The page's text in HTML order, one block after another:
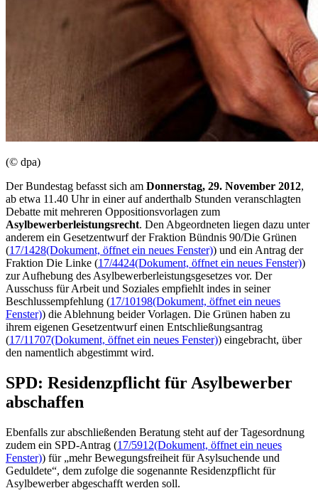
(© dpa)
Der Bundestag befasst sich am Donnerstag, 29. November 2012,
ab etwa 11.40 Uhr in einer auf anderthalb Stunden veranschlagten
Debatte mit mehreren Oppositionsvorlagen zum
Asylbewerberleistungsrecht. Den Abgeordneten liegen dazu unter
anderem ein Gesetzentwurf der Fraktion Bündnis 90/Die Grünen
(17/1428(Dokument, öffnet ein neues Fenster)) und ein Antrag der
Fraktion Die Linke (17/4424(Dokument, öffnet ein neues Fenster))
zur Aufhebung des Asylbewerberleistungsgesetzes vor. Der
Ausschuss für Arbeit und Soziales empfiehlt indes in seiner
Beschlussempfehlung (17/10198(Dokument, öffnet ein neues
Fenster)) die Ablehnung beider Vorlagen. Die Grünen haben zu
ihrem eigenen Gesetzentwurf einen Entschließungsantrag
(17/11707(Dokument, öffnet ein neues Fenster)) eingebracht, über
den namentlich abgestimmt wird.
SPD: Residenzpflicht für Asylbewerber
abschaffen
Ebenfalls zur abschließenden Beratung steht auf der Tagesordnung
zudem ein SPD-Antrag (17/5912(Dokument, öffnet ein neues
Fenster)) für „mehr Bewegungsfreiheit für Asylsuchende und
Geduldete“, dem zufolge die sogenannte Residenzpflicht für
Asylbewerber abgeschafft werden soll.